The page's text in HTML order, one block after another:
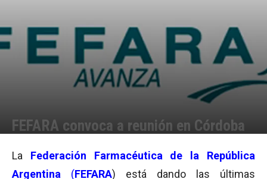
FEFARA convoca a reunión en Córdoba
La Federación Farmacéutica de la República
Argentina (FEFARA) está dando las últimas